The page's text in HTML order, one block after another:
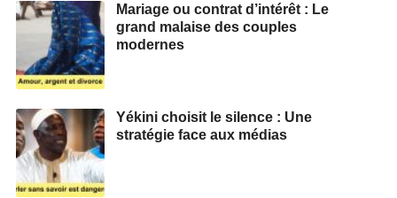
Mariage ou contrat d’intérêt : Le
grand malaise des couples
modernes
Yékini choisit le silence : Une
stratégie face aux médias